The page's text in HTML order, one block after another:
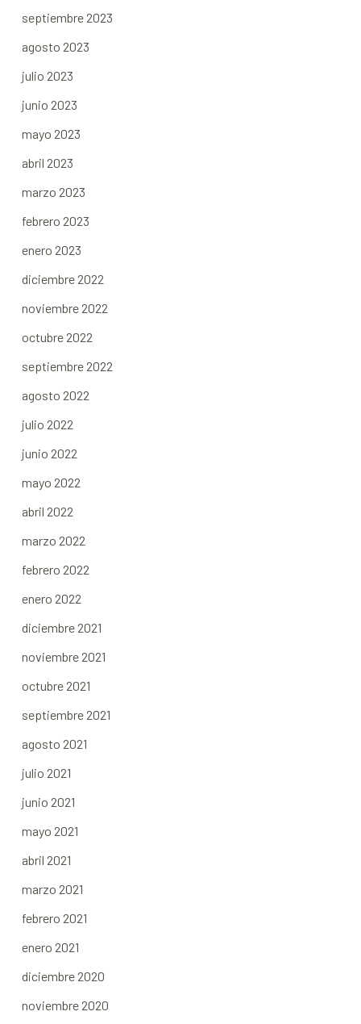
septiembre 2023
agosto 2023
julio 2023
junio 2023
mayo 2023
abril 2023
marzo 2023
febrero 2023
enero 2023
diciembre 2022
noviembre 2022
octubre 2022
septiembre 2022
agosto 2022
julio 2022
junio 2022
mayo 2022
abril 2022
marzo 2022
febrero 2022
enero 2022
diciembre 2021
noviembre 2021
octubre 2021
septiembre 2021
agosto 2021
julio 2021
junio 2021
mayo 2021
abril 2021
marzo 2021
febrero 2021
enero 2021
diciembre 2020
noviembre 2020